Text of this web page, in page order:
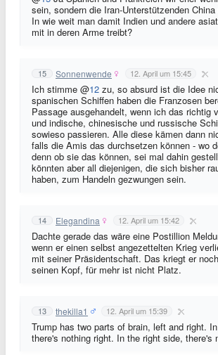
sein, sondern die Iran-Unterstützenden
In wie weit man damit Indien und andere
mit in deren Arme treibt?
15 Sonnenwende 12. April um 15:45
Ich stimme @12 zu, so absurd ist die Idee
spanischen Schiffen haben die Franzosen
Passage ausgehandelt, wenn ich das richtig
und indische, chinesische und russische
sowieso passieren. Alle diese kämen dann
falls die Amis das durchsetzen können - wo
denn ob sie das können, sei mal dahin
könnten aber all diejenigen, die sich bisher
haben, zum Handeln gezwungen sein.
14 Elegandina 12. April um 15:42
Dachte gerade das wäre eine Postillion
wenn er einen selbst angezettelten Krieg
mit seiner Präsidentschaft. Das kriegt er
seinen Kopf, für mehr ist nicht Platz.
13 thekilla1 12. April um 15:39
Trump has two parts of brain, left and right.
there's nothing right. In the right side, there's